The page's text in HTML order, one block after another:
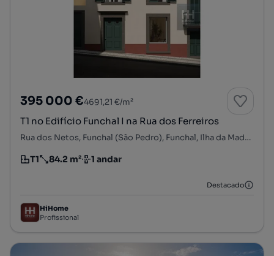
395 000 €4691,21 €/m²
T1 no Edifício Funchal I na Rua dos Ferreiros
Rua dos Netos, Funchal (São Pedro), Funchal, Ilha da Madeira
Tipologia
T1
Preço por metro quadrado
84.2 m²
Andar 1 andar
Destacado
HiHome
Profissional